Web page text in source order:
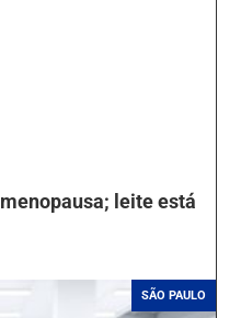
leite está
SÃO PAULO